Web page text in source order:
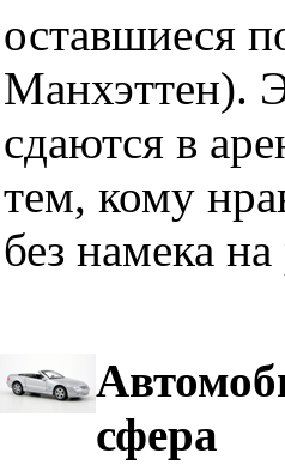
оставшиеся
Манхэттен).
сдаются в
тем, кому
без намека
сфера